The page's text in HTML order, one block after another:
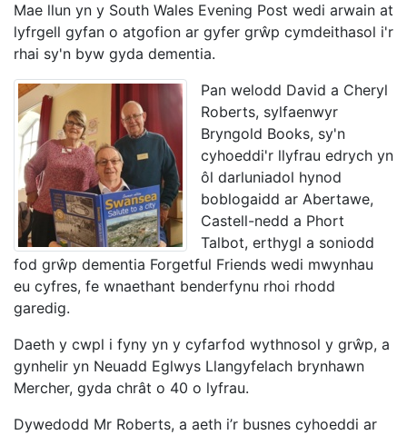
Mae llun yn y South Wales Evening Post wedi arwain at
lyfrgell gyfan o atgofion ar gyfer grŵp cymdeithasol i'r
rhai sy'n byw gyda dementia.
Pan welodd David a Cheryl
Roberts, sylfaenwyr
Bryngold Books, sy'n
cyhoeddi'r llyfrau edrych yn
ôl darluniadol hynod
boblogaidd ar Abertawe,
Castell-nedd a Phort
Talbot, erthygl a soniodd
fod grŵp dementia Forgetful Friends wedi mwynhau
eu cyfres, fe wnaethant benderfynu rhoi rhodd
garedig.
Daeth y cwpl i fyny yn y cyfarfod wythnosol y grŵp, a
gynhelir yn Neuadd Eglwys Llangyfelach brynhawn
Mercher, gyda chrât o 40 o lyfrau.
Dywedodd Mr Roberts, a aeth i’r busnes cyhoeddi ar